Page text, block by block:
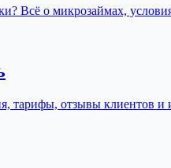
Всё о микрозаймах,
тарифы, отзывы клиентов